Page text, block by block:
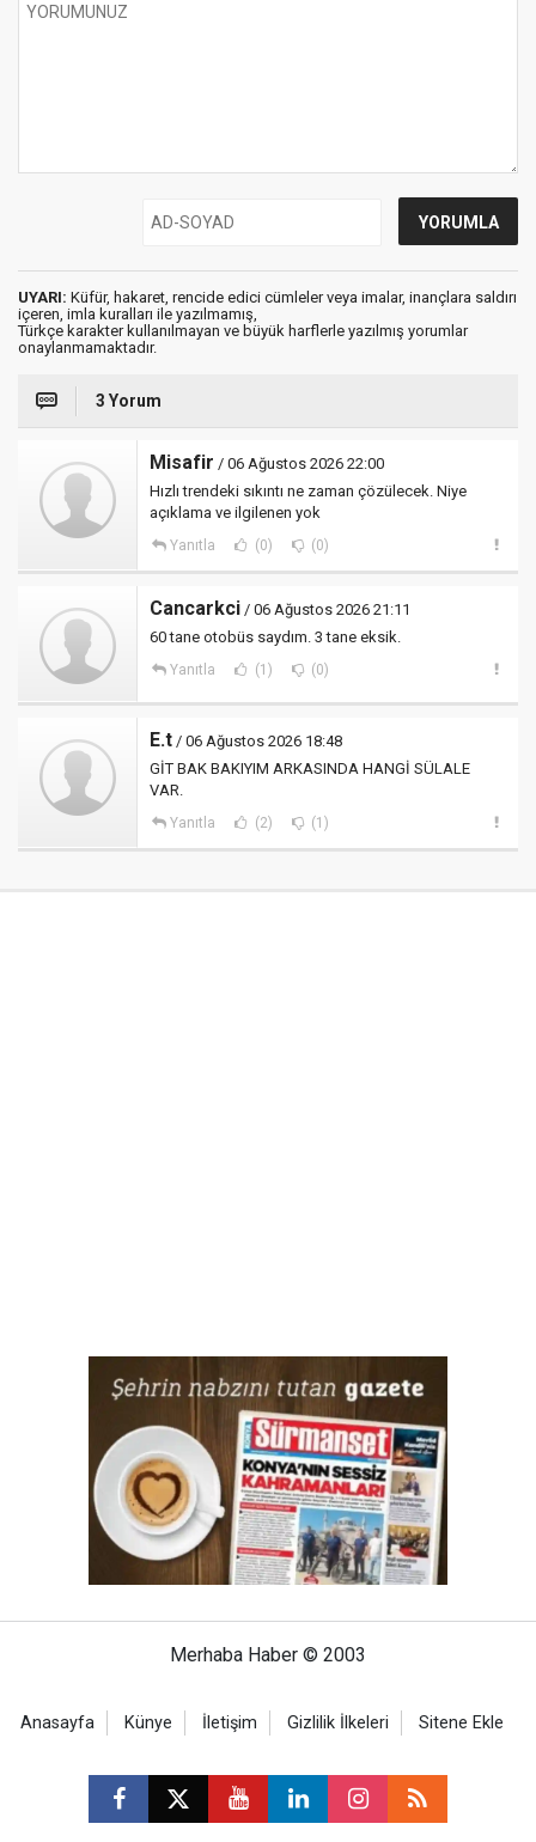
UYARI: Küfür, hakaret, rencide edici cümleler veya imalar, inançlara saldırı
içeren, imla kuralları ile yazılmamış,
Türkçe karakter kullanılmayan ve büyük harflerle yazılmış yorumlar
onaylanmamaktadır.
3 Yorum
Misafir / 06 Ağustos 2026 22:00
Hızlı trendeki sıkıntı ne zaman çözülecek. Niye
açıklama ve ilgilenen yok
Yanıtla (0) (0)
Cancarkci / 06 Ağustos 2026 21:11
60 tane otobüs saydım. 3 tane eksik.
Yanıtla (1) (0)
E.t / 06 Ağustos 2026 18:48
GİT BAK BAKIYIM ARKASINDA HANGİ SÜLALE
VAR.
Yanıtla (2) (1)
Merhaba Haber © 2003
Anasayfa Künye İletişim Gizlilik İlkeleri Sitene Ekle